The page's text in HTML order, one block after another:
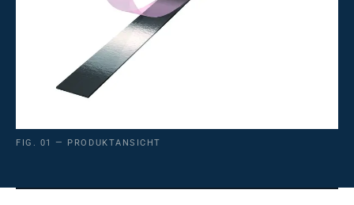
FIG. 01 — PRODUKTANSICHT